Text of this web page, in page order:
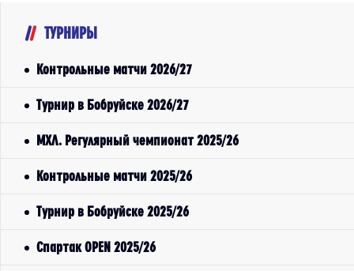
ТУРНИРЫ
Контрольные матчи 2026/27
Турнир в Бобруйске 2026/27
МХЛ. Регулярный чемпионат 2025/26
Контрольные матчи 2025/26
Турнир в Бобруйске 2025/26
Спартак OPEN 2025/26